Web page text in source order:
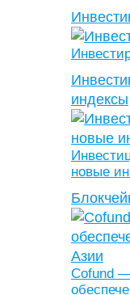
индексы
новые
Cofund